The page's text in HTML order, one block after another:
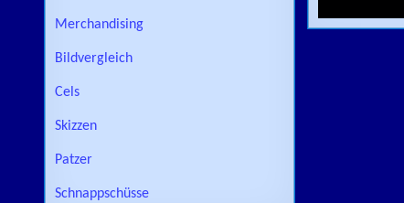
Merchandising
Bildvergleich
Cels
Skizzen
Patzer
Schnappschüsse